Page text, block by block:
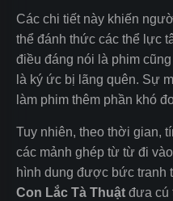
Các chi tiết này khiến
thể đánh thức các thể lực
điều đáng nói là phim
là ký ức bị lãng quên. Sự
làm phim thêm phần khó
Tuy nhiên, theo thời gian,
các mảnh ghép từ từ đi
hình dung được bức tranh
Con Lắc Tà Thuật đưa cú